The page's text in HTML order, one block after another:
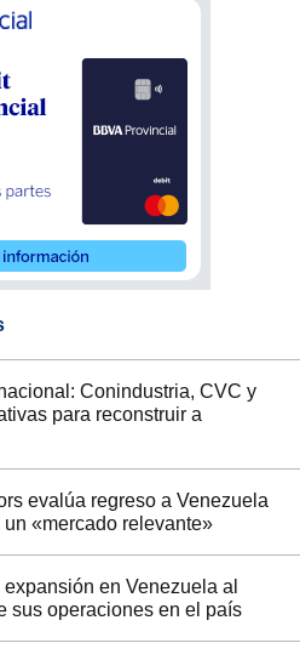
Conindustria, CVC y
para reconstruir a
evalúa regreso a Venezuela
«mercado relevante»
en Venezuela al
sus operaciones en el país